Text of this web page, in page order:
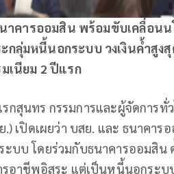
าคารออมสิน พร้อมขับเคลื่อน
ลุ่มหนี้นอกระบบ วงเงินค้ำสูงสุ
เนียม 2 ปีแรก
รกสุนทร กรรมการและผู้จัดการ
เปิดเผยว่า บสย. และ ธนาคา
บบ โดยร่วมกับธนาคารออมสิน
รอาชีพอิสระ แต่เป็นหนี้นอกระ